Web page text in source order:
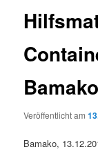
Veröffentlicht am
Bamako,